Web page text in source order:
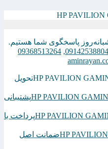
09142538804
,
09368513264
تحویل
پشتیبانی
پرداخت با
ضمانت اصل